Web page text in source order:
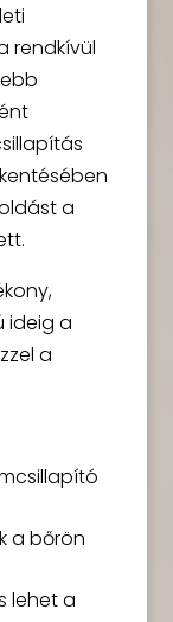
rendkívül
a
ideig a
a
a bőrön
lehet a